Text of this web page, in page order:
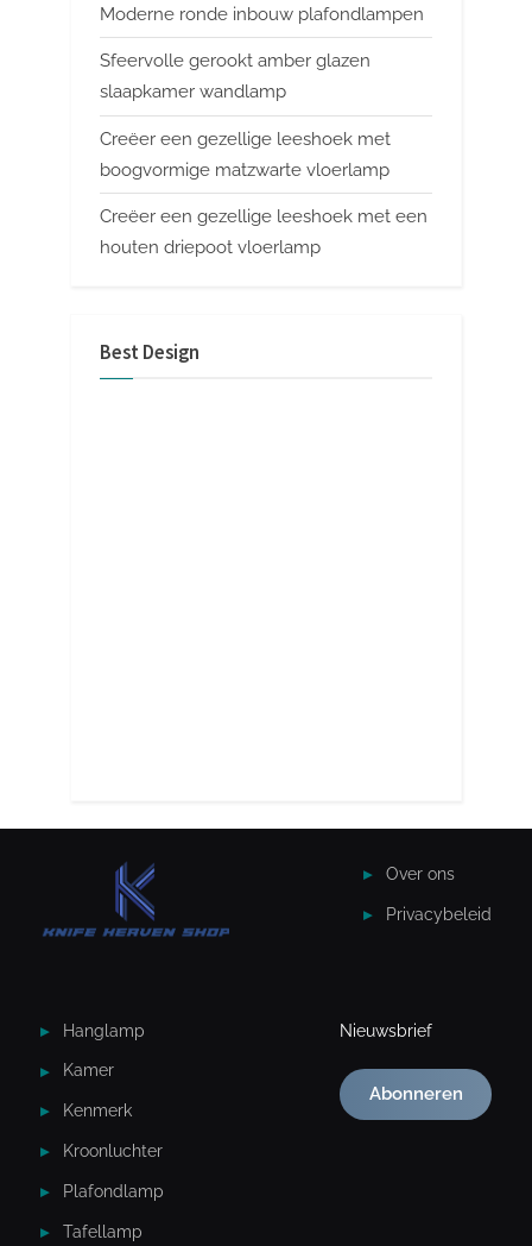
Moderne ronde inbouw plafondlampen
Sfeervolle gerookt amber glazen
slaapkamer wandlamp
Creëer een gezellige leeshoek met
boogvormige matzwarte vloerlamp
Creëer een gezellige leeshoek met een
houten driepoot vloerlamp
Best Design
Over ons
Privacybeleid
Hanglamp
Kamer
Kenmerk
Kroonluchter
Plafondlamp
Tafellamp
Nieuwsbrief
Abonneren